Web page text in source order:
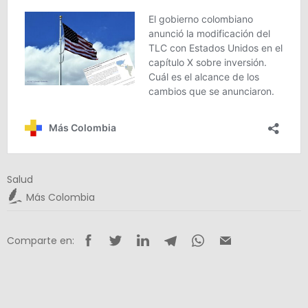
Salud
Más Colombia
Comparte en: